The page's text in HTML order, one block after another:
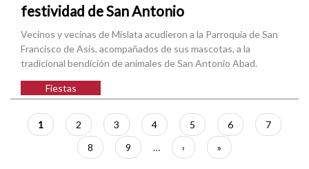
festividad de San Antonio
Vecinos y vecinas de Mislata acudieron a la Parroquia de San
Francisco de Asís, acompañados de sus mascotas, a la
tradicional bendición de animales de San Antonio Abad.
Fiestas
Paginación
Página
actual
1 Página
2 Página
3 Página
4 Página
5 Página
6 Página
7
Página
8 Página
9 …
Siguiente
página
›
Última
página
»